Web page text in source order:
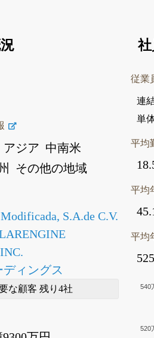
アジア 中南米
その他の地域
S.A.de C.V.
ィングス
な顧客 残り4社
従業
連
単
平均
平均
平均
520
540